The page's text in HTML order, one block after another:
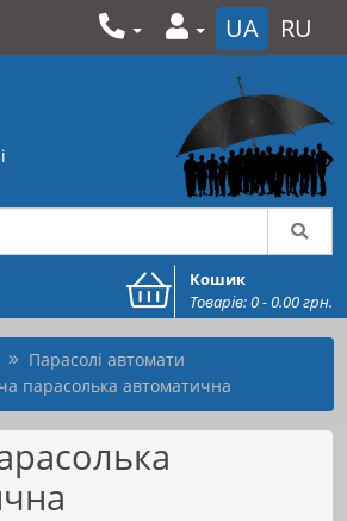
UA RU
Кошик
Товарів: 0 - 0.00 грн.
Парасолі автомати
парасолька автоматична